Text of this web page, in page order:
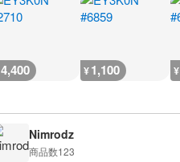
4,400 ¥1,100 ¥
Nimrodz
商品数123